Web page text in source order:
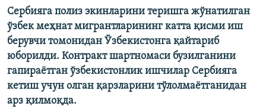
Сербияга полиз экинларини теришга жўнатилган
ўзбек меҳнат мигрантларининг катта қисми иш
берувчи томонидан Ўзбекистонга қайтариб
юборилди. Контракт шартномаси бузилганини
гапираётган ўзбекистонлик ишчилар Сербияга
кетиш учун олган қарзларини тўлолмаётганидан
арз қилмоқда.